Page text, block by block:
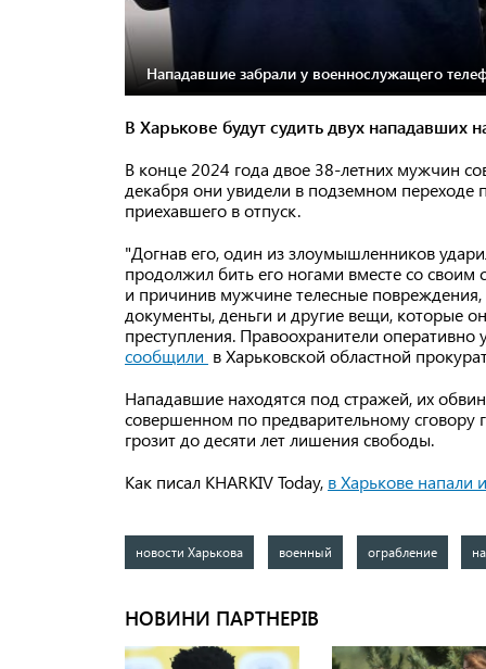
Нападавшие забрали у военнослужащего
В Харькове будут судить двух нападавших
В конце 2024 года двое 38-летних мужчин
декабря они увидели в подземном переходе
приехавшего в отпуск.
"Догнав его, один из злоумышленников
продолжил бить его ногами вместе со
и причинив мужчине телесные
документы, деньги и другие вещи, которые
преступления. Правоохранители
сообщили в Харьковской областной
Нападавшие находятся под стражей, их
совершенном по предварительному сговору
грозит до десяти лет лишения свободы.
Как писал KHARKIV Today, в Харькове напали
новости Харькова военный ограбление